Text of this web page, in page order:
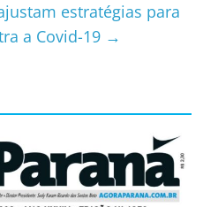
estratégias para
a Covid-19 →